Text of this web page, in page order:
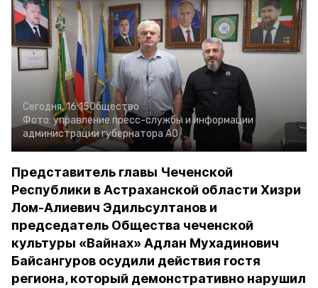
Сегодня, 16:15Общество
Фото: управление пресс-службы и информации
администрации губернатора АО
Представитель главы Чеченской
Республики в Астраханской области Хизри
Лом-Алиевич Эдильсултанов и
председатель Общества чеченской
культуры «Вайнах» Адлан Мухадинович
Байсангуров осудили действия гостя
региона, который демонстративно нарушил